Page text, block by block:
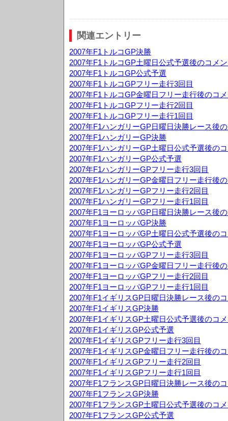
関連エントリー
2007年F1トルコGP決勝
2007年F1トルコGP土曜日公式予選後のコメ
2007年F1トルコGP公式予選
2007年F1トルコGPフリー走行3回目
2007年F1トルコGP金曜日フリー走行後のコ
2007年F1トルコGPフリー走行2回目
2007年F1トルコGPフリー走行1回目
2007年F1ハンガリーGP日曜日決勝レース後
2007年F1ハンガリーGP決勝
2007年F1ハンガリーGP土曜日公式予選後の
2007年F1ハンガリーGP公式予選
2007年F1ハンガリーGPフリー走行3回目
2007年F1ハンガリーGP金曜日フリー走行後
2007年F1ハンガリーGPフリー走行2回目
2007年F1ハンガリーGPフリー走行1回目
2007年F1ヨーロッパGP日曜日決勝レース後
2007年F1ヨーロッパGP決勝
2007年F1ヨーロッパGP土曜日公式予選後の
2007年F1ヨーロッパGP公式予選
2007年F1ヨーロッパGPフリー走行3回目
2007年F1ヨーロッパGP金曜日フリー走行後
2007年F1ヨーロッパGPフリー走行2回目
2007年F1ヨーロッパGPフリー走行1回目
2007年F1イギリスGP日曜日決勝レース後の
2007年F1イギリスGP決勝
2007年F1イギリスGP土曜日公式予選後のコ
2007年F1イギリスGP公式予選
2007年F1イギリスGPフリー走行3回目
2007年F1イギリスGP金曜日フリー走行後の
2007年F1イギリスGPフリー走行2回目
2007年F1イギリスGPフリー走行1回目
2007年F1フランスGP日曜日決勝レース後の
2007年F1フランスGP決勝
2007年F1フランスGP土曜日公式予選後のコ
2007年F1フランスGP公式予選